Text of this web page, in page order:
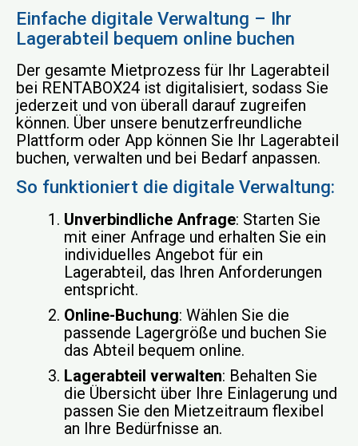
Einfache digitale Verwaltung – Ihr
Lagerabteil bequem online buchen
Der gesamte Mietprozess für Ihr Lagerabteil
bei RENTABOX24 ist digitalisiert, sodass Sie
jederzeit und von überall darauf zugreifen
können. Über unsere benutzerfreundliche
Plattform oder App können Sie Ihr Lagerabteil
buchen, verwalten und bei Bedarf anpassen.
So funktioniert die digitale Verwaltung:
Unverbindliche Anfrage: Starten Sie
mit einer Anfrage und erhalten Sie ein
individuelles Angebot für ein
Lagerabteil, das Ihren Anforderungen
entspricht.
Online-Buchung: Wählen Sie die
passende Lagergröße und buchen Sie
das Abteil bequem online.
Lagerabteil verwalten: Behalten Sie
die Übersicht über Ihre Einlagerung und
passen Sie den Mietzeitraum flexibel
an Ihre Bedürfnisse an.